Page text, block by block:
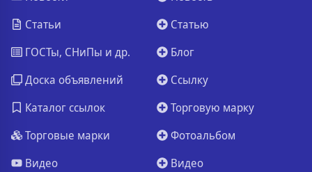
Статьи
ГОСТы, СНиПы и др.
Доска объявлений
Каталог ссылок
Торговые марки
Видео
Статью
Блог
Ссылку
Торговую марку
Фотоальбом
Видео